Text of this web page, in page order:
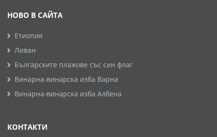
НОВО В САЙТА
Етиопия
Ливан
Българските плажове със син флаг
Винарна-винарска изба Варна
Винарна-винарска изба Албена
КОНТАКТИ